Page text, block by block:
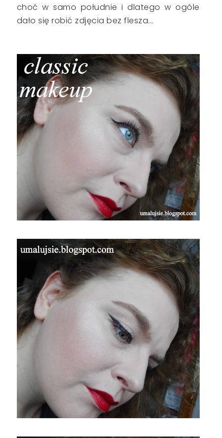
choć w samo południe i dlatego w ogóle
dało się robić zdjęcia bez flesza...